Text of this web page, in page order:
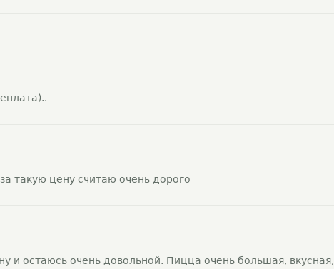
такую цену считаю очень дорого
и остаюсь очень довольной. Пицца очень большая, вкусная,